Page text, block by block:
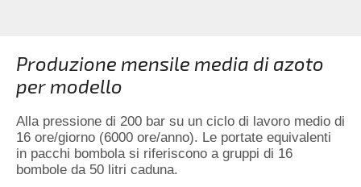
Produzione mensile media di azoto
per modello
Alla pressione di 200 bar su un ciclo di lavoro medio di
16 ore/giorno (6000 ore/anno). Le portate equivalenti
in pacchi bombola si riferiscono a gruppi di 16
bombole da 50 litri caduna.